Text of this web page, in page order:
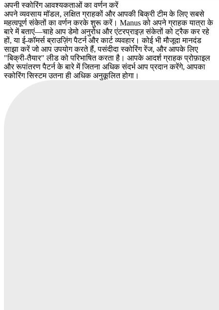
अपनी स्कोरिंग आवश्यकताओं का वर्णन करें
अपने व्यवसाय मॉडल, लक्षित ग्राहकों और आपकी बिक्री टीम के लिए सबसे
महत्वपूर्ण संकेतों का वर्णन करके शुरू करें। Manus को अपने ग्राहक यात्रा के
बारे में बताएं—चाहे आप डेमो अनुरोध और एंटरप्राइज़ संकेतों को ट्रैक कर रहे
हों, या ई-कॉमर्स ब्राउज़िंग पैटर्न और कार्ट व्यवहार। कोई भी मौजूदा मानदंड
साझा करें जो आप उपयोग करते हैं, पसंदीदा स्कोरिंग रेंज, और आपके लिए
"बिक्री-तैयार" लीड को परिभाषित करता है। आपके आदर्श ग्राहक प्रोफ़ाइल
और रूपांतरण पैटर्न के बारे में जितना अधिक संदर्भ आप प्रदान करेंगे, आपका
स्कोरिंग सिस्टम उतना ही अधिक अनुकूलित होगा।